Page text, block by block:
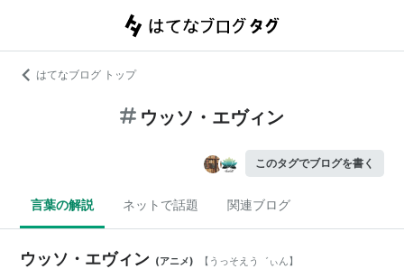
はてなブログ トップ
ウッソ・エヴィン
このタグでブログを書く
言葉の解説 ネットで話題 関連ブログ
ウッソ・エヴィン (アニメ) 【 うっそえう゛ぃん】